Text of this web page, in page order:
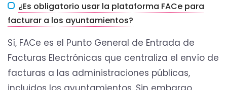
¿Es obligatorio usar la plataforma FACe para
facturar a los ayuntamientos?
Sí, FACe es el Punto General de Entrada de
Facturas Electrónicas que centraliza el envío de
facturas a las administraciones públicas,